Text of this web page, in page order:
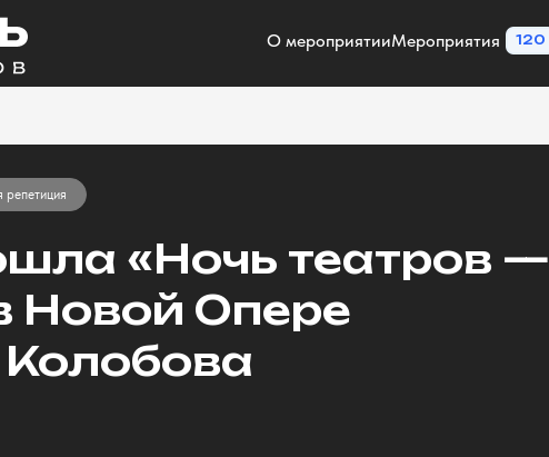
О мероприятииМероприятия 120
«Ночь театров —
Новой Опере
Колобова